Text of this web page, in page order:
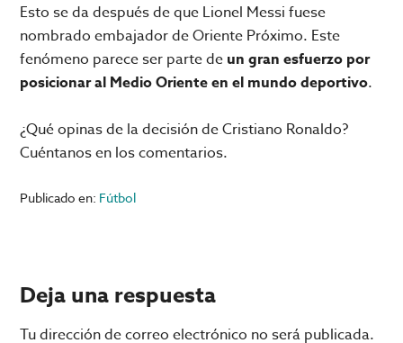
Esto se da después de que Lionel Messi fuese
nombrado embajador de Oriente Próximo. Este
fenómeno parece ser parte de un gran esfuerzo por
posicionar al Medio Oriente en el mundo deportivo.
¿Qué opinas de la decisión de Cristiano Ronaldo?
Cuéntanos en los comentarios.
Publicado en: Fútbol
Interacciones
con
Deja una respuesta
Tu dirección de correo electrónico no será publicada.